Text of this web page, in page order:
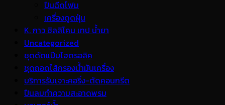
ปืนฉีดโฟม
เครื่องดูดฝุ่น
K. กาว ซิลลิโคน เทป น้ำยา
Uncategorized
ชุดดัดแป๊บไฮดรอลิค
ชุดถอดไส้กรองน้ำมันเครื่อง
บริการรับเจาะคอริ่ง-ตัดคอนกรีต
ปืนลมทำความสะอาดพรม